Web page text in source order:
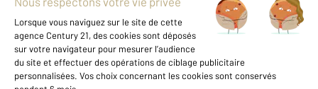
À propos
International
Nous contacter